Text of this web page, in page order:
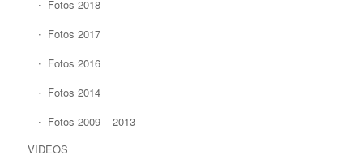
Fotos 2018
Fotos 2017
Fotos 2016
Fotos 2014
Fotos 2009 – 2013
VIDEOS